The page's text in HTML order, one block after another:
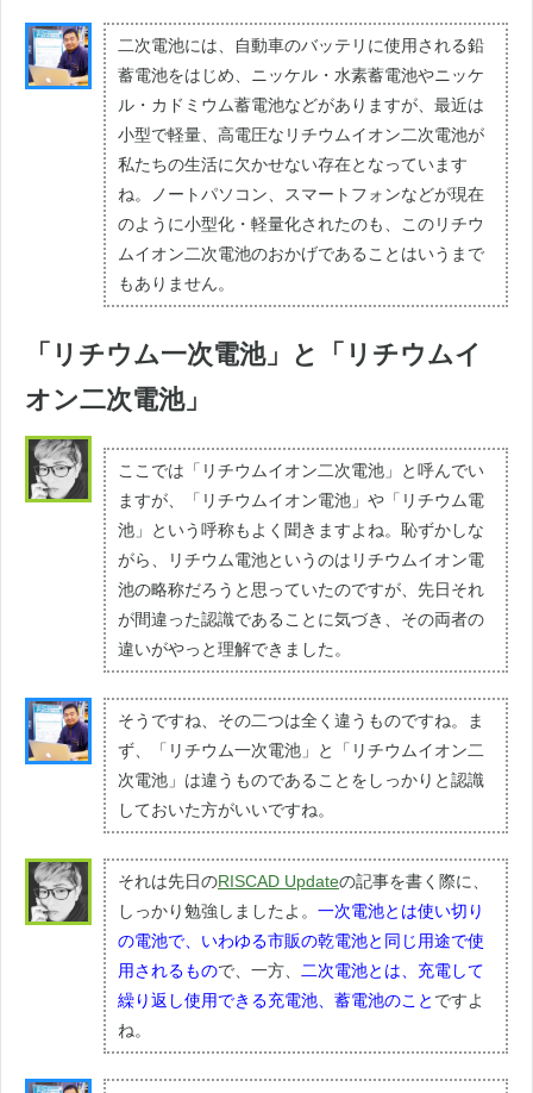
二次電池には、自動車のバッテリに使用される鉛
蓄電池をはじめ、ニッケル・水素蓄電池やニッケ
ル・カドミウム蓄電池などがありますが、最近は
小型で軽量、高電圧なリチウムイオン二次電池が
私たちの生活に欠かせない存在となっています
ね。ノートパソコン、スマートフォンなどが現在
のように小型化・軽量化されたのも、このリチウ
ムイオン二次電池のおかげであることはいうまで
もありません。
「リチウム一次電池」と「リチウムイ
オン二次電池」
ここでは「リチウムイオン二次電池」と呼んでい
ますが、「リチウムイオン電池」や「リチウム電
池」という呼称もよく聞きますよね。恥ずかしな
がら、リチウム電池というのはリチウムイオン電
池の略称だろうと思っていたのですが、先日それ
が間違った認識であることに気づき、その両者の
違いがやっと理解できました。
そうですね、その二つは全く違うものですね。ま
ず、「リチウム一次電池」と「リチウムイオン二
次電池」は違うものであることをしっかりと認識
しておいた方がいいですね。
それは先日のRISCAD Updateの記事を書く際に、
しっかり勉強しましたよ。 一次電池とは使い切り
の電池で、いわゆる市販の乾電池と同じ用途で使
用されるもので、一方、 二次電池とは、充電して
繰り返し使用できる充電池、蓄電池のこと ですよ
ね。